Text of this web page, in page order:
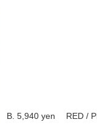
B. 5,940 yen RED /